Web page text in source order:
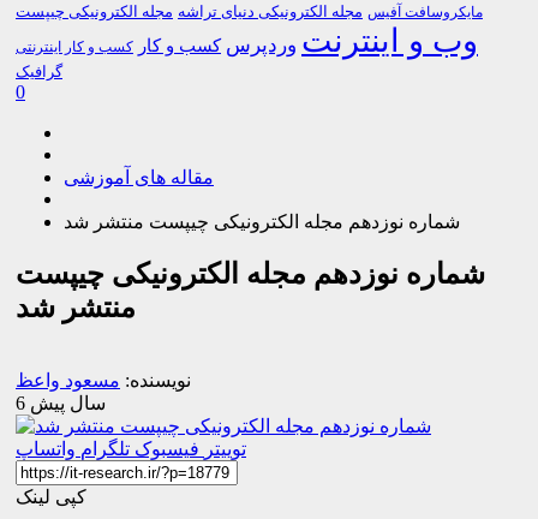
مایکروسافت آفیس مجله الکترونیکی دنیای تراشه مجله الکترونیکی چیپست
وب و اینترنت وردپرس کسب و کار کسب و کار اینترنتی
گرافیک
0
مقاله های آموزشی
شماره نوزدهم مجله الکترونیکی چیپست منتشر شد
شماره نوزدهم مجله الکترونیکی چیپست
منتشر شد
نویسنده: مسعود واعظ
6 سال پیش
توییتر فیسبوک تلگرام واتساپ
کپی لینک